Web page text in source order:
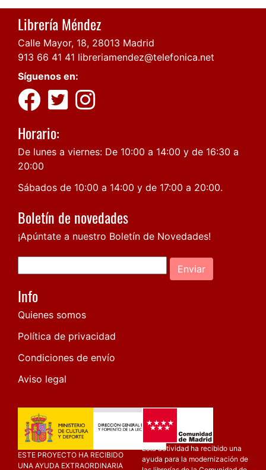
Librería Méndez
Calle Mayor, 18, 28013 Madrid
913 66 41 41 libreriamendez@telefonica.net
Síguenos en:
Horario:
De lunes a viernes: De 10:00 a 14:00 y de 16:30 a
20:00
Sábados de 10:00 a 14:00 y de 17:00 a 20:00.
Boletín de novedades
¡Apúntate a nuestro Boletín de Novedades!
Enviar
Info
Quienes somos
Política de privacidad
Condiciones de envío
Aviso legal
ESTE PROYECTO HA RECIBIDO
UNA AYUDA EXTRAORDINARIA
Esta actividad ha recibido una
ayuda para la modernización de